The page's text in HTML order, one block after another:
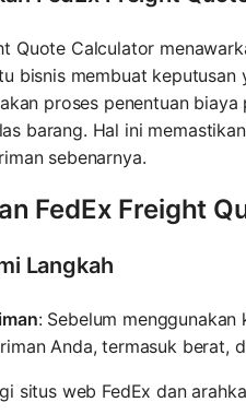
Quote Calculator
bisnis membuat
proses penentuan
barang. Hal ini
sebenarnya.
FedEx Freight
Langkah
: Sebelum
Anda, termasuk berat,
situs web FedEx dan